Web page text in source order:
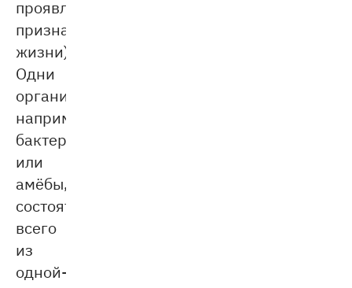
проявляют
признаков
жизни).
Одни
организмы,
например,
бактерии
или
амёбы,
состоят
всего
из
одной-